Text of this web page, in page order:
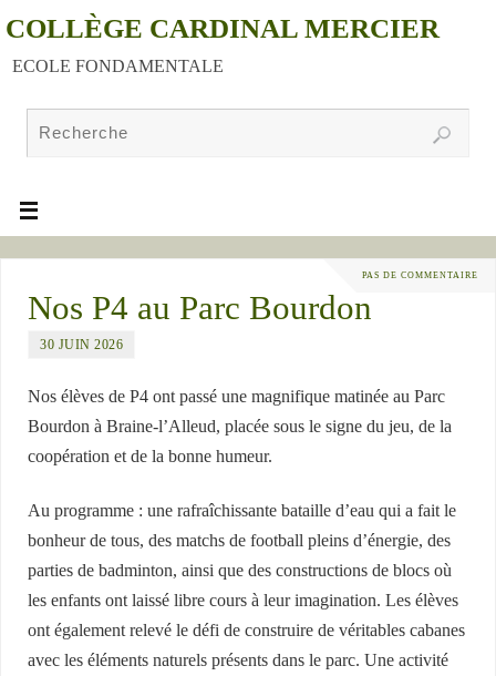
COLLÈGE CARDINAL MERCIER
ECOLE FONDAMENTALE
PAS DE COMMENTAIRE
Nos P4 au Parc Bourdon
30 JUIN 2026
Nos élèves de P4 ont passé une magnifique matinée au Parc
Bourdon à Braine-l’Alleud, placée sous le signe du jeu, de la
coopération et de la bonne humeur.
Au programme : une rafraîchissante bataille d’eau qui a fait le
bonheur de tous, des matchs de football pleins d’énergie, des
parties de badminton, ainsi que des constructions de blocs où
les enfants ont laissé libre cours à leur imagination. Les élèves
ont également relevé le défi de construire de véritables cabanes
avec les éléments naturels présents dans le parc. Une activité